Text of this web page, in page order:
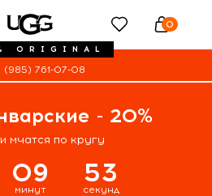
ORIGINAL
0
(985) 761-07-08
- 20%
мчатся по кругу
09
минут
53
секунд